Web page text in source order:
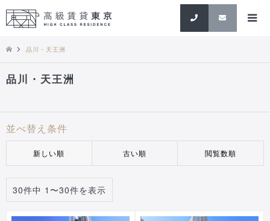
検索
品川・天王洲
品川・天王洲
並べ替え条件
新しい順 古い順 閲覧数順
30件中 1〜30件を表示